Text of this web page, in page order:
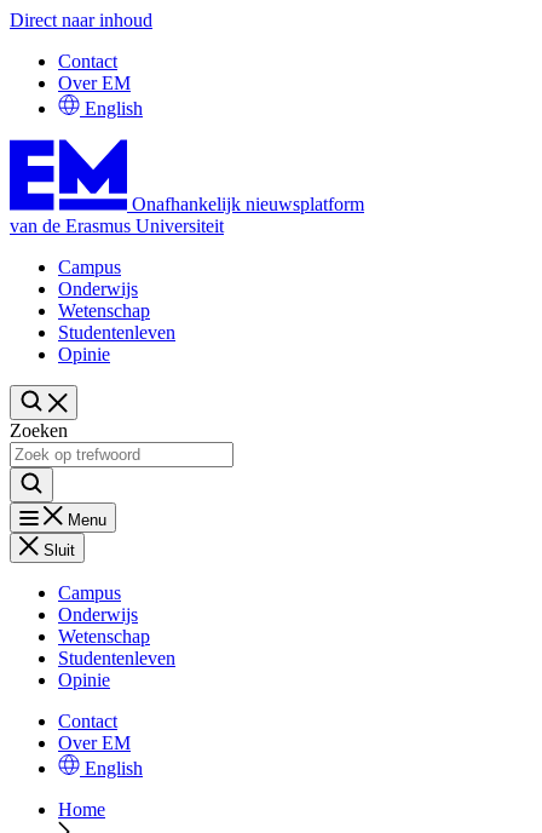
Direct naar inhoud
Contact
Over EM
English
Onafhankelijk nieuwsplatform
van de Erasmus Universiteit
Campus
Onderwijs
Wetenschap
Studentenleven
Opinie
Zoeken
Menu
Sluit
Campus
Onderwijs
Wetenschap
Studentenleven
Opinie
Contact
Over EM
English
Home